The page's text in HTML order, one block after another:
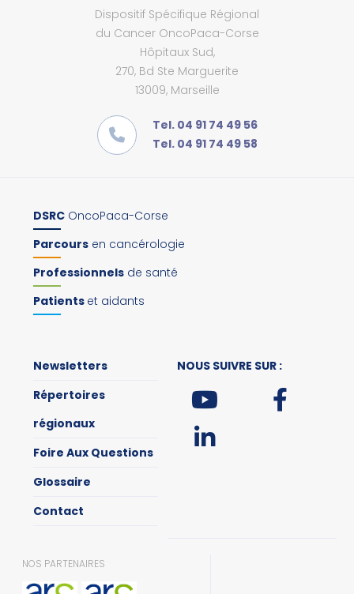
Dispositif Spécifique Régional
du Cancer OncoPaca-Corse
Hôpitaux Sud,
270, Bd Ste Marguerite
13009, Marseille
Tel. 04 91 74 49 56
Tel. 04 91 74 49 58
DSRC OncoPaca-Corse
Parcours en cancérologie
Professionnels de santé
Patients et aidants
Newsletters
Répertoires
régionaux
Foire Aux Questions
Glossaire
Contact
NOUS SUIVRE SUR :
NOS PARTENAIRES